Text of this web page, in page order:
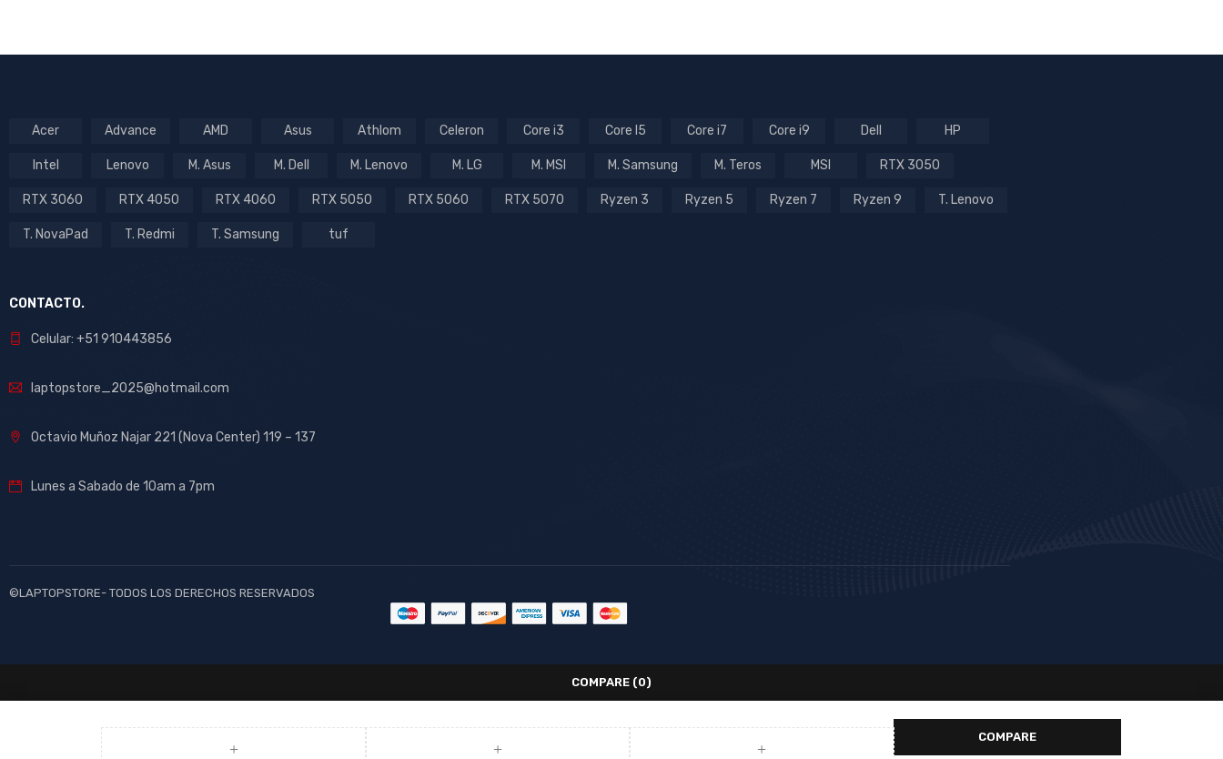
Acer Advance AMD Asus Athlom Celeron Core i3 Core I5 Core i7 Core i9 Dell HP
Intel Lenovo M. Asus M. Dell M. Lenovo M. LG M. MSI M. Samsung M. Teros MSI RTX 3050
RTX 3060 RTX 4050 RTX 4060 RTX 5050 RTX 5060 RTX 5070 Ryzen 3 Ryzen 5 Ryzen 7 Ryzen 9 T. Lenovo
T. NovaPad T. Redmi T. Samsung tuf
CONTACTO.
Celular: +51 910443856
laptopstore_2025@hotmail.com
Octavio Muñoz Najar 221 (Nova Center) 119 – 137
Lunes a Sabado de 10am a 7pm
©LAPTOPSTORE- TODOS LOS DERECHOS RESERVADOS
COMPARE (0)
COMPARE